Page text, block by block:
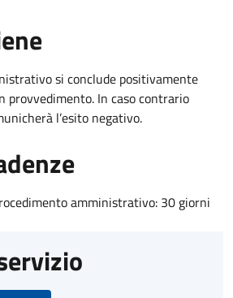
si conclude positivamente
provvedimento. In caso contrario
l’esito negativo.
amministrativo: 30 giorni